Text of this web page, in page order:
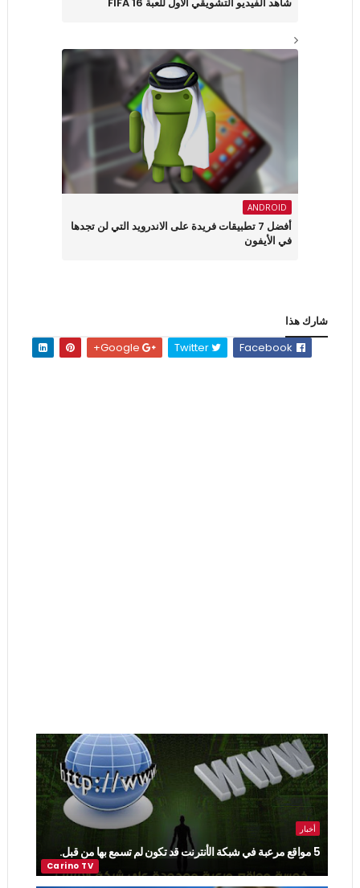
ANDROID
أفضل 7 تطبيقات فريدة على الاندرويد التي لن تجدها
في الأيفون
شارك هذا
Twitter
أخبار
5 مواقع مرعبة في شبكة الأنترنت قد تكون لم تسمع بها من قبل.